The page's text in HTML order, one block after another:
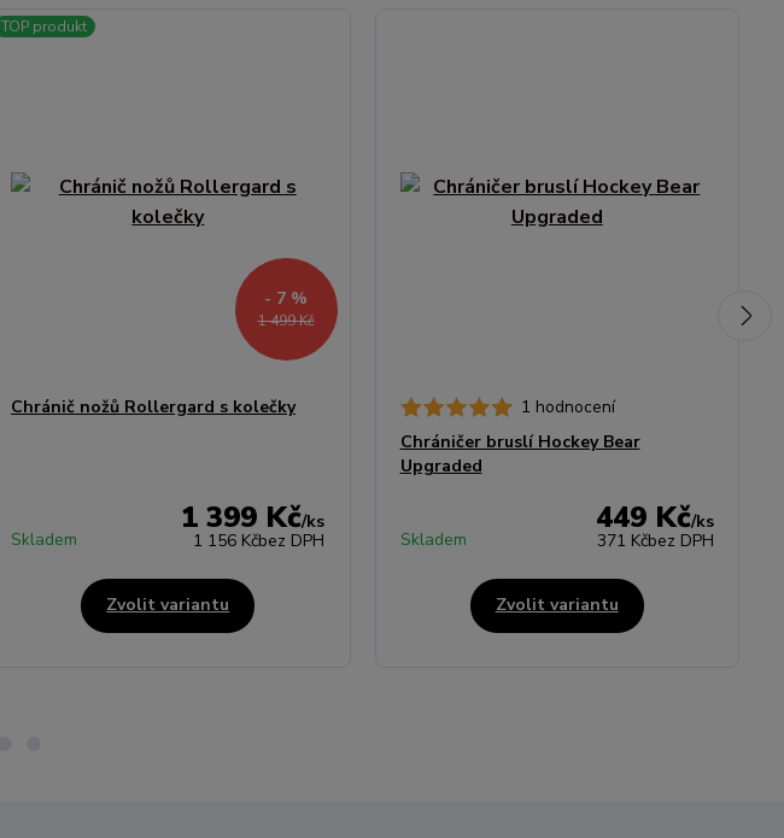
TOP produkt
1 499 Kč
- 7 %
Chránič nožů Rollergard s kolečky
1 399 Kč/ks
1 156 Kčbez DPH
Skladem
Zvolit variantu
1 hodnocení
Chráničer bruslí Hockey Bear
Upgraded
449 Kč/ks
371 Kčbez DPH
Skladem
Zvolit variantu